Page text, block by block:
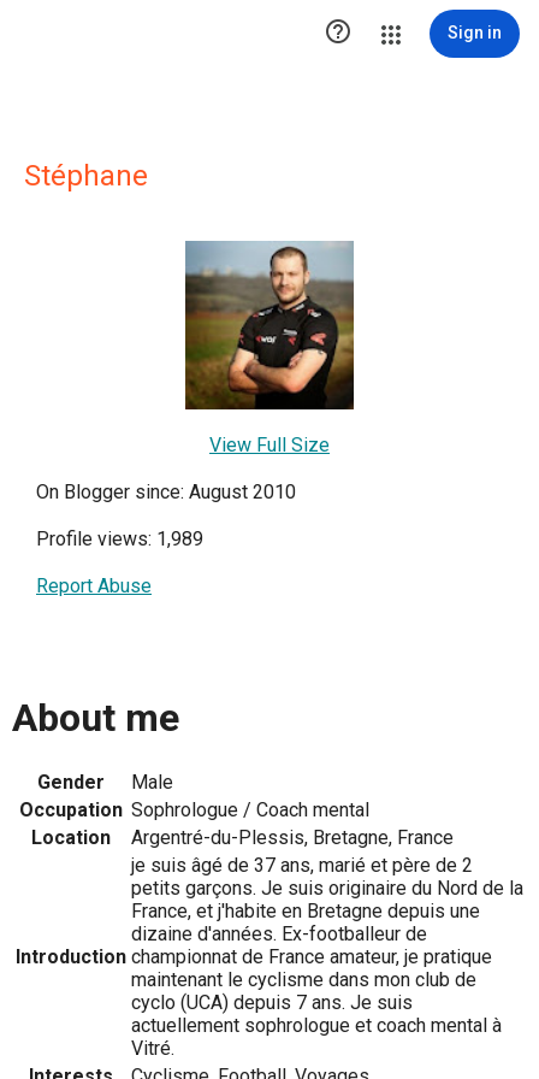
 Sign in
Stéphane
View Full Size
On Blogger since: August 2010
Profile views: 1,989
Report Abuse
About me
Gender
Male
Occupation Sophrologue / Coach mental
Location
Argentré-du-Plessis, Bretagne, France
Introduction
je suis âgé de 37 ans, marié et père de 2
petits garçons. Je suis originaire du Nord de la
France, et j'habite en Bretagne depuis une
dizaine d'années. Ex-footballeur de
championnat de France amateur, je pratique
maintenant le cyclisme dans mon club de
cyclo (UCA) depuis 7 ans. Je suis
actuellement sophrologue et coach mental à
Vitré.